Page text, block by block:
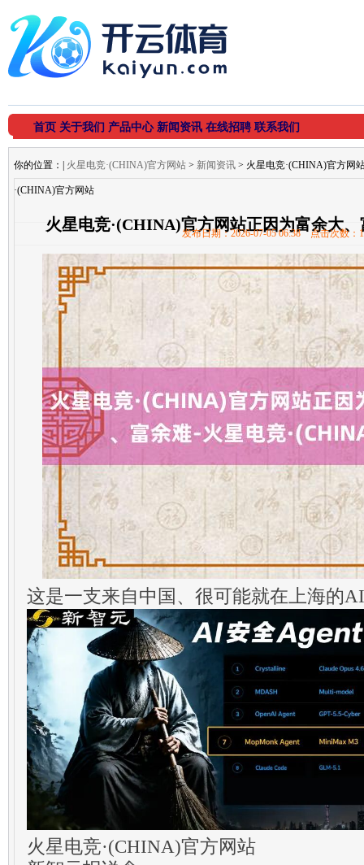
首页 关于我们 产品中心 新闻资讯 在线招聘 联系我们
你的位置： 火星电竞·(CHINA)官方网站 > 新闻资讯 > 火星电竞·(CHINA)官方网
·(CHINA)官方网站
火星电竞·(CHINA)官方网站正因为富余大
·(CHINA)官方网站
发布日期：2026-07-05 06:38 点击次数：
这是一支来自中国、很可能就在上海的
火星电竞·(CHINA)官方网站